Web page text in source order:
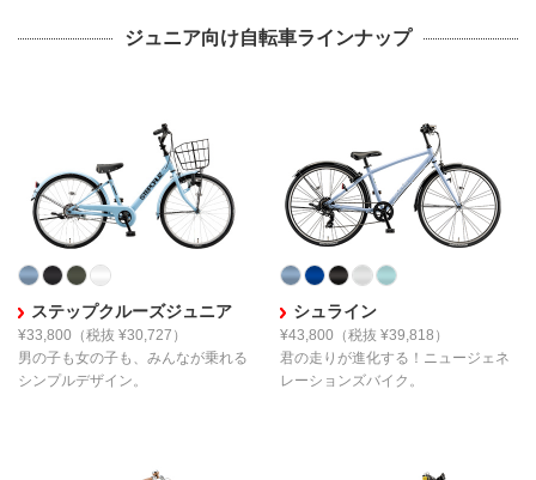
ジュニア向け自転車ラインナップ
ステップクルーズジュニア
¥33,800 （税抜 ¥30,727）
男の子も女の子も、 みんなが乗れる
シンプルデザイン。
シュライン
¥43,800 （税抜 ¥39,818）
君の走りが進化する！ ニュージェネ
レーションズバイク。